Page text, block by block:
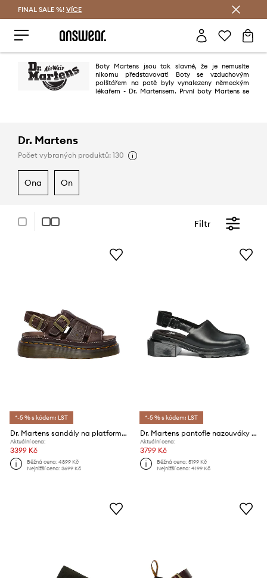
FINAL SALE %! VÍCE
Boty Martens jsou tak slavné, že je nemusíte
nikomu představovat! Boty se vzduchovým
polštářem na patě byly vynalezeny německým
lékařem - Dr. Martensem. První boty Martens se
Dr. Martens
Počet vybraných produktů: 130
ona on
Filtr
*-5 % s kódem: LST
Dr. Martens sandály na platformě dámské kožené Wrenlie
Aktuální cena:
3399 Kč
Běžná cena:4899 Kč
Nejnižší cena:3699 Kč
*-5 % s kódem: LST
Dr. Martens pantofle nazouváky dámské kožené Maybole Mule
Aktuální cena:
3799 Kč
Běžná cena:5199 Kč
Nejnižší cena:4199 Kč